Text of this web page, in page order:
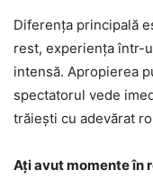
Diferența principală
rest, experiența într-
intensă. Apropierea
spectatorul vede
trăiești cu adevărat
Ați avut momente în